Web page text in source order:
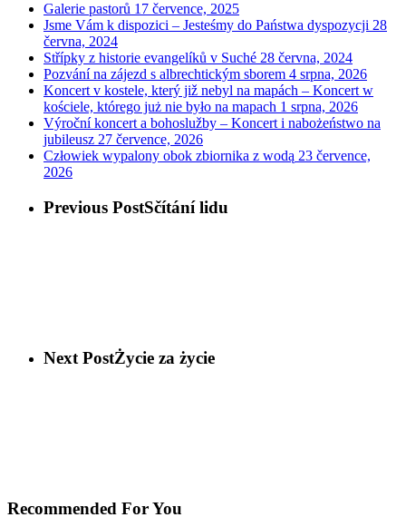
Galerie pastorů 17 července, 2025
Jsme Vám k dispozici – Jesteśmy do Państwa dyspozycji 28
června, 2024
Střípky z historie evangelíků v Suché 28 června, 2024
Pozvání na zájezd s albrechtickým sborem 4 srpna, 2026
Koncert v kostele, který již nebyl na mapách – Koncert w
kościele, którego już nie było na mapach 1 srpna, 2026
Výroční koncert a bohoslužby – Koncert i nabożeństwo na
jubileusz 27 července, 2026
Człowiek wypalony obok zbiornika z wodą 23 července,
2026
Previous PostSčítání lidu
Next PostŻycie za życie
Recommended For You